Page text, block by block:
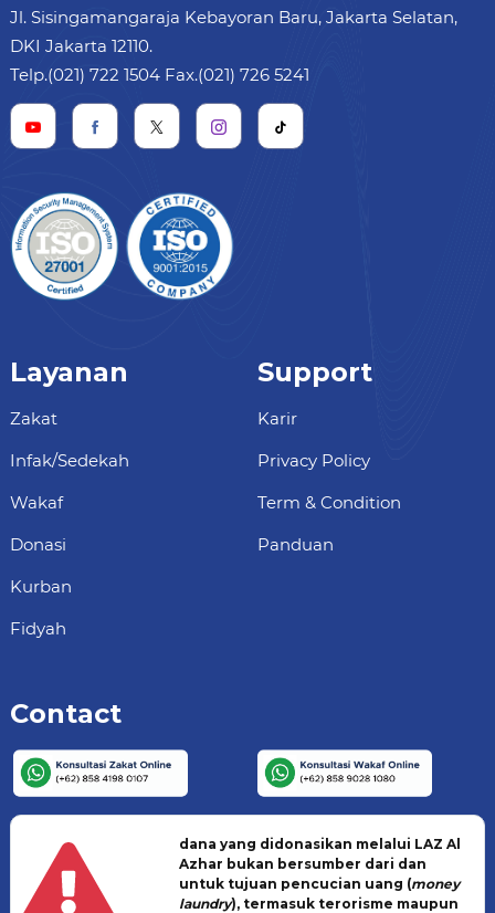
Jl. Sisingamangaraja Kebayoran Baru, Jakarta Selatan,
DKI Jakarta 12110.
Telp.(021) 722 1504 Fax.(021) 726 5241
Layanan
Zakat
Infak/Sedekah
Wakaf
Donasi
Kurban
Fidyah
Support
Karir
Privacy Policy
Term & Condition
Panduan
Contact
dana yang didonasikan melalui LAZ Al
Azhar bukan bersumber dari dan
untuk tujuan pencucian uang (money
laundry), termasuk terorisme maupun